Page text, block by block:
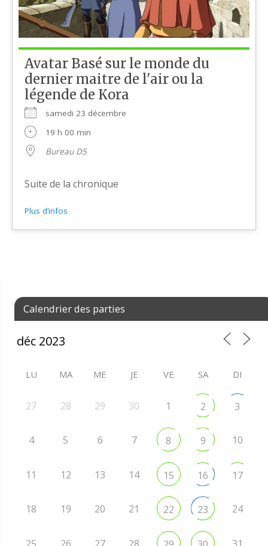
Avatar Basé sur le monde du
dernier maitre de l'air ou la
légende de Kora
samedi 23 décembre
19 h 00 min
Bureau D5
Suite de la chronique
Plus d’infos
Calendrier des parties
LU MA ME JE VE SA DI
27 28 29 30 1 2 3
4 5 6 7 8 9 10
11 12 13 14 15 16 17
18 19 20 21 22 23 24
25 26 27 28 31